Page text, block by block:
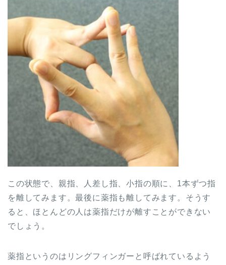
この状態で、親指、人差し指、小指の順に、1本ずつ指
を離してみます。最後に薬指も離してみます。そうす
ると、ほとんどの人は薬指だけが離すことができない
でしょう。
薬指というのはリングフィンガーと呼ばれているよう